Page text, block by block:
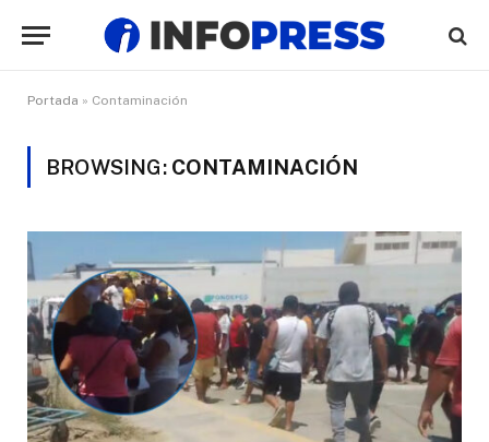
Portada » Contaminación
BROWSING: CONTAMINACIÓN